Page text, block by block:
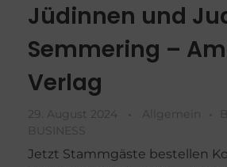
Jüdinnen und
Semmering –
Verlag
29. August 2024 Allgemein
BUSINESS
Jetzt Stammgäste bestellen